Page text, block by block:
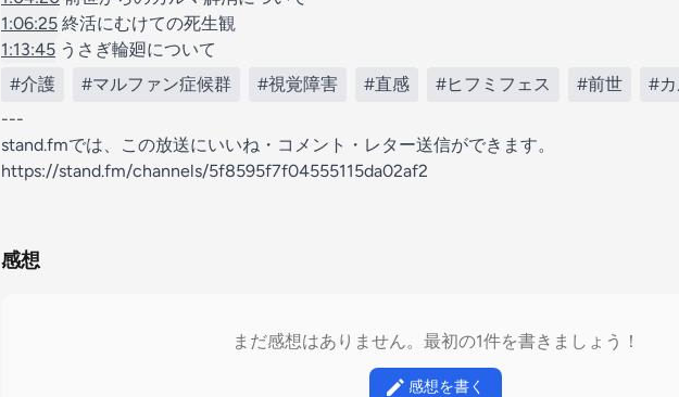
1:06:25 終活にむけての死生観
1:13:45 うさぎ輪廻について
#介護
#マルファン症候群 #視覚障害 #直感 #ヒフミフェス #前世
#
---
stand.fmでは、この放送にいいね・コメント・レター送信ができます。
https://stand.fm/channels/5f8595f7f04555115da02af2
感想
まだ感想はありません。最初の1件を書きましょう！
感想を書く